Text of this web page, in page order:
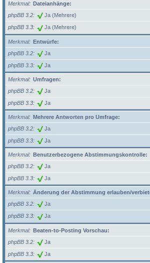
Merkmal
Dateianhänge:
phpBB 3.2
Ja (Mehrere)
phpBB 3.3 Ja (Mehrere)
Merkmal
Entwürfe:
phpBB 3.2
Ja
phpBB 3.3 Ja
Merkmal
Umfragen:
phpBB 3.2
Ja
phpBB 3.3 Ja
Merkmal
Mehrere Antworten pro Umfrage:
phpBB 3.2
Ja
phpBB 3.3 Ja
Merkmal
Benutzerbezogene Abstimmungskontrolle:
phpBB 3.2
Ja
phpBB 3.3 Ja
Merkmal
Änderung der Abstimmung erlauben/
phpBB 3.2
Ja
phpBB 3.3 Ja
Merkmal
Beaten-to-Posting Vorschau:
phpBB 3.2
Ja
phpBB 3.3 Ja